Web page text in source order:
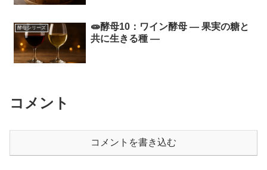
酵母シリーズ
🧫酵母10：ワイン酵母 ― 果実の糖と
共に生きる種 ―
コメント
コメントを書き込む